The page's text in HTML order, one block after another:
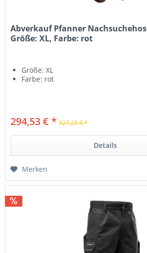
Abverkauf Pfanner
Größe: XL, Farbe: rot
Größe: XL
Farbe: rot
294,53 € * 327,25 € *
Details
Merken